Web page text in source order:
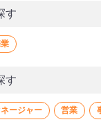
す
す
ージャー 営業